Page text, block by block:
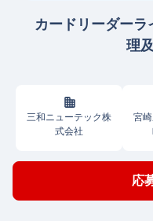
カードリーダー
理
三和ニューテック株
式会社
宮
応